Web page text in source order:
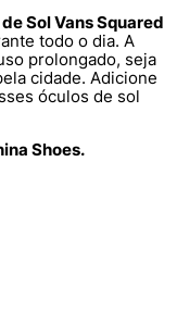
Sol Vans Squared
todo o dia. A
prolongado, seja
cidade. Adicione
óculos de sol
Shoes.